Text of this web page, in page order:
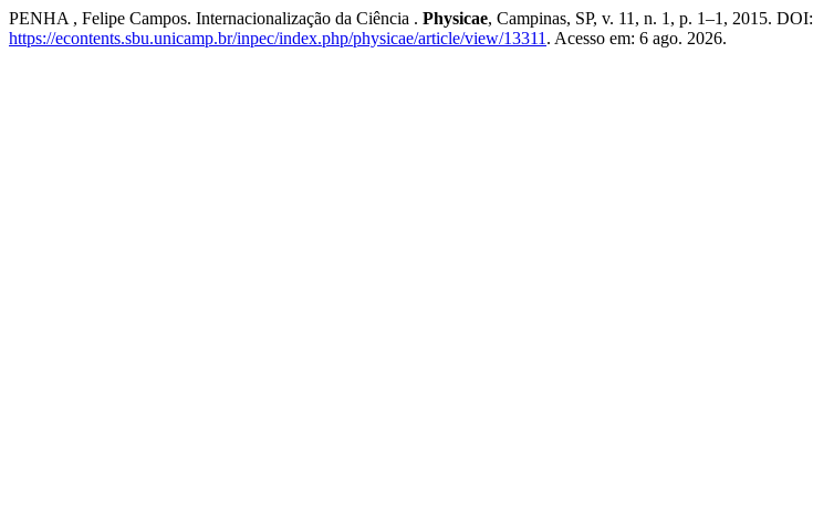
PENHA , Felipe Campos. Internacionalização da Ciência . Physicae, Campinas, SP, v. 11, n. 1, p. 1–1, 2015. DOI:
https://econtents.sbu.unicamp.br/inpec/index.php/physicae/article/view/13311 . Acesso em: 6 ago. 2026.